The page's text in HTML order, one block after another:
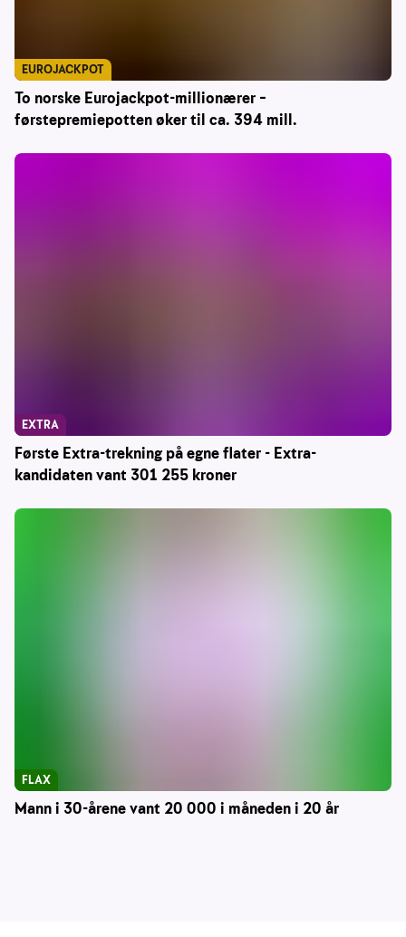
To norske Eurojackpot-millionærer –
førstepremiepotten øker til ca. 394 mill.
EUROJACKPOT
Første Extra-trekning på egne flater - Extra-
kandidaten vant 301 255 kroner
EXTRA
Mann i 30-årene vant 20 000 i måneden i 20 år
FLAX